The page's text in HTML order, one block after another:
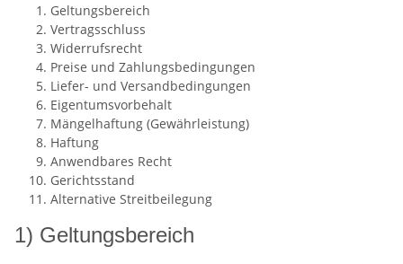
Geltungsbereich
Vertragsschluss
Widerrufsrecht
Preise und Zahlungsbedingungen
Liefer- und Versandbedingungen
Eigentumsvorbehalt
Mängelhaftung (Gewährleistung)
Haftung
Anwendbares Recht
Gerichtsstand
Alternative Streitbeilegung
1) Geltungsbereich